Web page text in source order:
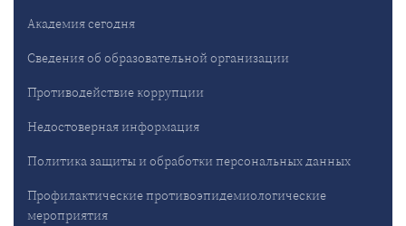
Академия сегодня
Сведения об образовательной организации
Противодействие коррупции
Недостоверная информация
Политика защиты и обработки персональных данных
Профилактические противоэпидемиологические
мероприятия